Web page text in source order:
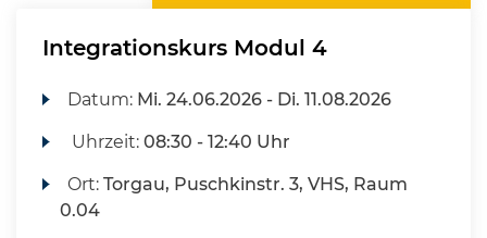
Integrationskurs Modul 4
Datum: Mi. 24.06.2026 - Di. 11.08.2026
Uhrzeit:08:30 - 12:40 Uhr
Ort:Torgau, Puschkinstr. 3, VHS, Raum
0.04